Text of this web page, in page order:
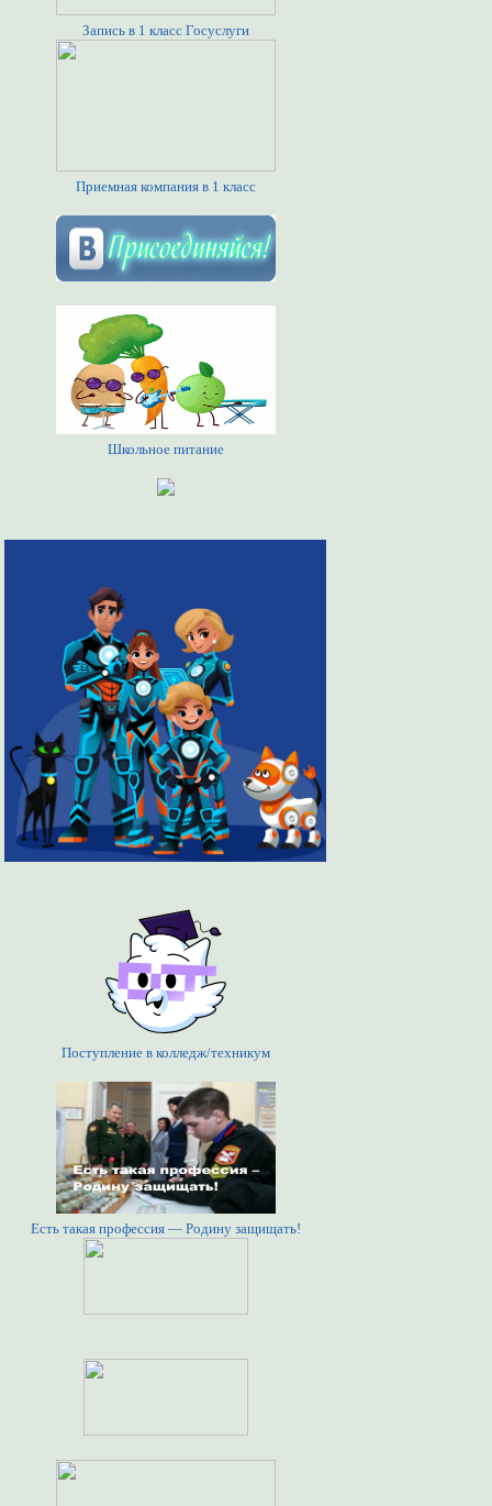
Запись в 1 класс Госуслуги
Приемная компания в 1 класс
Школьное питание
Поступление в колледж/техникум
Есть такая профессия — Родину защищать!